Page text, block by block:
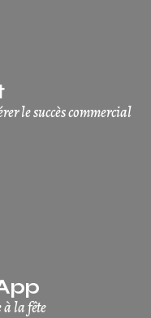
le succès commercial
la fête